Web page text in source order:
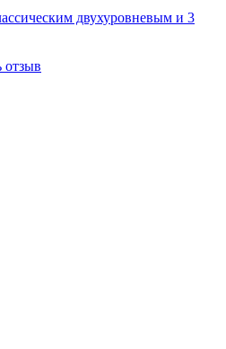
отзыв